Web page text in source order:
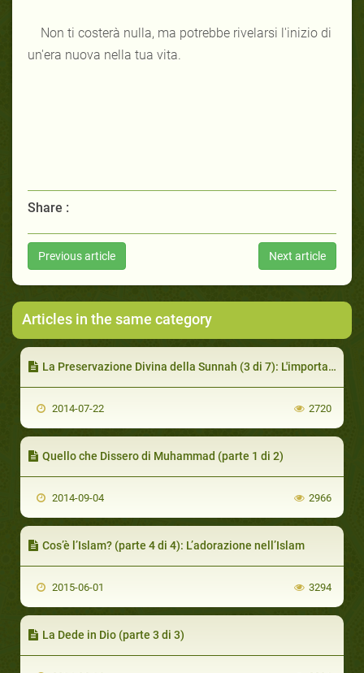
Non ti costerà nulla, ma potrebbe rivelarsi l'inizio di
un'era nuova nella tua vita.
Share :
Previous article Next article
Articles in the same category
La Preservazione Divina della Sunnah (3 di 7): L'importanza e la Storia dell'Isnaad
2014-07-22 2720
Quello che Dissero di Muhammad (parte 1 di 2)
2014-09-04 2966
Cos’è l’Islam? (parte 4 di 4): L’adorazione nell’Islam
2015-06-01 3294
La Dede in Dio (parte 3 di 3)